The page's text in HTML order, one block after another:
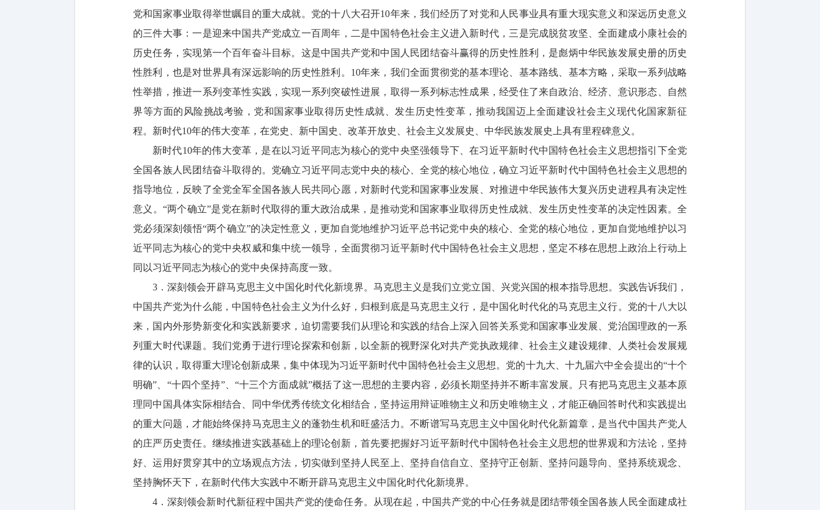
党和国家事业取得举世瞩目的重大成就。党的十八大召开10年来，我们经历了对党和人民事业具有重大现实意义和深远历史意义
的三件大事：一是迎来中国共产党成立一百周年，二是中国特色社会主义进入新时代，三是完成脱贫攻坚、全面建成小康社会的
历史任务，实现第一个百年奋斗目标。这是中国共产党和中国人民团结奋斗赢得的历史性胜利，是彪炳中华民族发展史册的历史
性胜利，也是对世界具有深远影响的历史性胜利。10年来，我们全面贯彻党的基本理论、基本路线、基本方略，采取一系列战略
性举措，推进一系列变革性实践，实现一系列突破性进展，取得一系列标志性成果，经受住了来自政治、经济、意识形态、自然
界等方面的风险挑战考验，党和国家事业取得历史性成就、发生历史性变革，推动我国迈上全面建设社会主义现代化国家新征
程。新时代10年的伟大变革，在党史、新中国史、改革开放史、社会主义发展史、中华民族发展史上具有里程碑意义。
新时代10年的伟大变革，是在以习近平同志为核心的党中央坚强领导下、在习近平新时代中国特色社会主义思想指引下全党
全国各族人民团结奋斗取得的。党确立习近平同志党中央的核心、全党的核心地位，确立习近平新时代中国特色社会主义思想的
指导地位，反映了全党全军全国各族人民共同心愿，对新时代党和国家事业发展、对推进中华民族伟大复兴历史进程具有决定性
意义。“两个确立”是党在新时代取得的重大政治成果，是推动党和国家事业取得历史性成就、发生历史性变革的决定性因素。全
党必须深刻领悟“两个确立”的决定性意义，更加自觉地维护习近平总书记党中央的核心、全党的核心地位，更加自觉地维护以习
近平同志为核心的党中央权威和集中统一领导，全面贯彻习近平新时代中国特色社会主义思想，坚定不移在思想上政治上行动上
同以习近平同志为核心的党中央保持高度一致。
3．深刻领会开辟马克思主义中国化时代化新境界。马克思主义是我们立党立国、兴党兴国的根本指导思想。实践告诉我们，
中国共产党为什么能，中国特色社会主义为什么好，归根到底是马克思主义行，是中国化时代化的马克思主义行。党的十八大以
来，国内外形势新变化和实践新要求，迫切需要我们从理论和实践的结合上深入回答关系党和国家事业发展、党治国理政的一系
列重大时代课题。我们党勇于进行理论探索和创新，以全新的视野深化对共产党执政规律、社会主义建设规律、人类社会发展规
律的认识，取得重大理论创新成果，集中体现为习近平新时代中国特色社会主义思想。党的十九大、十九届六中全会提出的“十个
明确”、“十四个坚持”、“十三个方面成就”概括了这一思想的主要内容，必须长期坚持并不断丰富发展。只有把马克思主义基本原
理同中国具体实际相结合、同中华优秀传统文化相结合，坚持运用辩证唯物主义和历史唯物主义，才能正确回答时代和实践提出
的重大问题，才能始终保持马克思主义的蓬勃生机和旺盛活力。不断谱写马克思主义中国化时代化新篇章，是当代中国共产党人
的庄严历史责任。继续推进实践基础上的理论创新，首先要把握好习近平新时代中国特色社会主义思想的世界观和方法论，坚持
好、运用好贯穿其中的立场观点方法，切实做到坚持人民至上、坚持自信自立、坚持守正创新、坚持问题导向、坚持系统观念、
坚持胸怀天下，在新时代伟大实践中不断开辟马克思主义中国化时代化新境界。
4．深刻领会新时代新征程中国共产党的使命任务。从现在起，中国共产党的中心任务就是团结带领全国各族人民全面建成社